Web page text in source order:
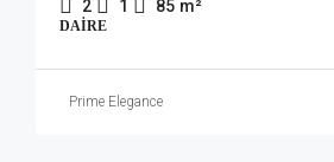
2 1 85 m²
DAIRE
Prime Elegance